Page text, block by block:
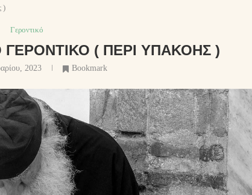
)
Γεροντικό
( ΠΕΡΊ ΥΠΑΚΟΉΣ )
2023 Bookmark